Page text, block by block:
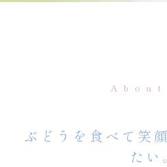
About
ぶどうを食べて笑
たい